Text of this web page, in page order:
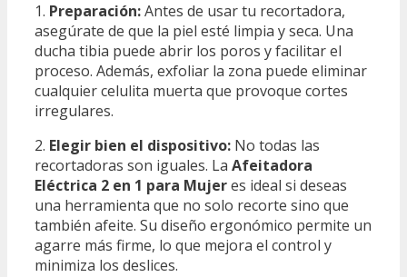
1. Preparación:Antes de usar tu recortadora,
asegúrate de que la piel esté limpia y seca. Una
ducha tibia puede abrir los poros y facilitar el
proceso. Además, exfoliar la zona puede eliminar
cualquier celulita muerta que provoque cortes
irregulares.
2. Elegir bien el dispositivo: No todas las
recortadoras son iguales. La Afeitadora
Eléctrica 2 en 1 para Mujeres ideal si deseas
una herramienta que no solo recorte sino que
también afeite. Su diseño ergonómico permite un
agarre más firme, lo que mejora el control y
minimiza los deslices.